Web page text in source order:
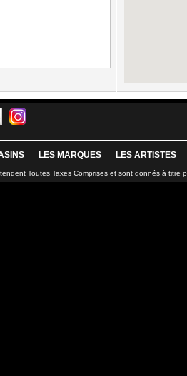
LES MARQUES LES ARTISTES
Toutes Taxes Comprises et sont donnés à